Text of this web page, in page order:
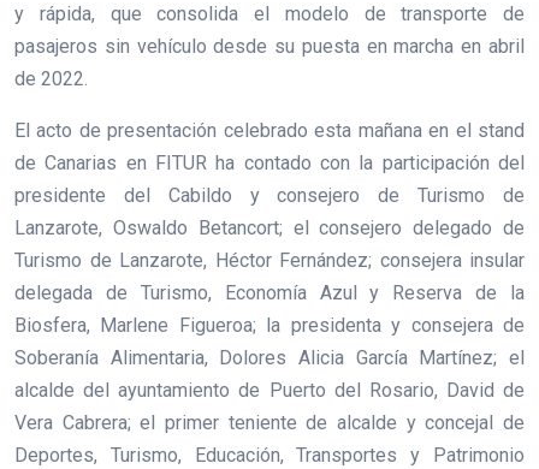
y rápida, que consolida el modelo de transporte de
pasajeros sin vehículo desde su puesta en marcha en abril
de 2022.
El acto de presentación celebrado esta mañana en el stand
de Canarias en FITUR ha contado con la participación del
presidente del Cabildo y consejero de Turismo de
Lanzarote, Oswaldo Betancort; el consejero delegado de
Turismo de Lanzarote, Héctor Fernández; consejera insular
delegada de Turismo, Economía Azul y Reserva de la
Biosfera, Marlene Figueroa; la presidenta y consejera de
Soberanía Alimentaria, Dolores Alicia García Martínez; el
alcalde del ayuntamiento de Puerto del Rosario, David de
Vera Cabrera; el primer teniente de alcalde y concejal de
Deportes, Turismo, Educación, Transportes y Patrimonio